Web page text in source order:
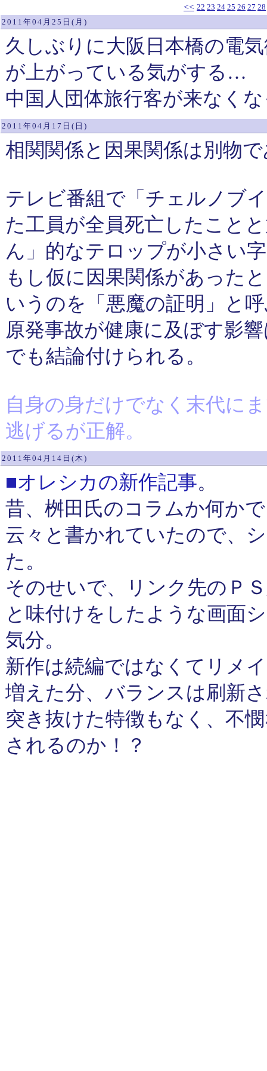
<< 22 23 24 25 26 27 28
2011年04月25日(月)
久しぶりに大阪日本橋の電
が上がっている気がする…
中国人団体旅行客が来なく
2011年04月17日(日)
相関関係と因果関係は別物
テレビ番組で「チェルノブ
た工員が全員死亡したこと
ん」的なテロップが小さい
もし仮に因果関係があった
いうのを「悪魔の証明」と
原発事故が健康に及ぼす影
でも結論付けられる。
自身の身だけでなく末代に
逃げるが正解。
2011年04月14日(木)
■オレシカの新作記事。
昔、桝田氏のコラムか何か
云々と書かれていたので、
た。
そのせいで、リンク先のＰ
と味付けをしたような画面
気分。
新作は続編ではなくてリメ
増えた分、バランスは刷新
突き抜けた特徴もなく、不
されるのか！？